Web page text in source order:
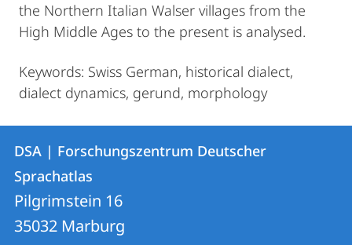
the Northern Italian Walser villages from the
High Middle Ages to the present is analysed.
Keywords: Swiss German, historical dialect,
dialect dynamics, gerund, morphology
Kontakt
und
Informationen
zur
Kontaktinformationen
DSA
|
Forschungszentrum
DSA | Forschungszentrum Deutscher
Sprachatlas
Pilgrimstein 16
35032 Marburg